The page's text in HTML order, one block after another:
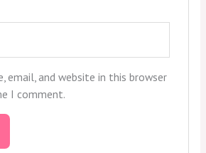
email, and website in this browser
I comment.